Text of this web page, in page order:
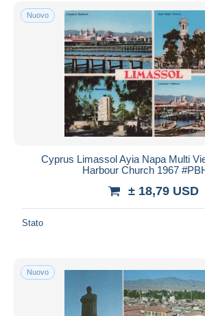
Spedizione gratuita
Metodi di pagamento
PayPal
Bonifico bancario
Visa
Mastercard
Bancontact
Maestro
Residenza del venditore
Nuovo
Cyprus Limassol Ayia Napa Multi
Harbour Church 1967
± 18,79 USD
Stato
Nuovo